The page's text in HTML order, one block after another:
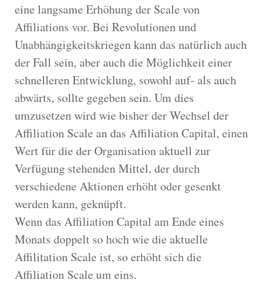
eine langsame Erhöhung der Scale von
Affiliations vor. Bei Revolutionen und
Unabhängigkeitskriegen kann das natürlich auch
der Fall sein, aber auch die Möglichkeit einer
schnelleren Entwicklung, sowohl auf- als auch
abwärts, sollte gegeben sein. Um dies
umzusetzen wird wie bisher der Wechsel der
Affiliation Scale an das Affiliation Capital, einen
Wert für die der Organisation aktuell zur
Verfügung stehenden Mittel, der durch
verschiedene Aktionen erhöht oder gesenkt
werden kann, geknüpft.
Wenn das Affiliation Capital am Ende eines
Monats doppelt so hoch wie die aktuelle
Affilitation Scale ist, so erhöht sich die
Affiliation Scale um eins.